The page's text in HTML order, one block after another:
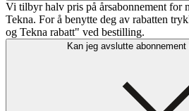
Vi tilbyr halv pris på årsabonnement for
Tekna. For å benytte deg av rabatten
og Tekna rabatt" ved bestilling.
Kan jeg avslutte